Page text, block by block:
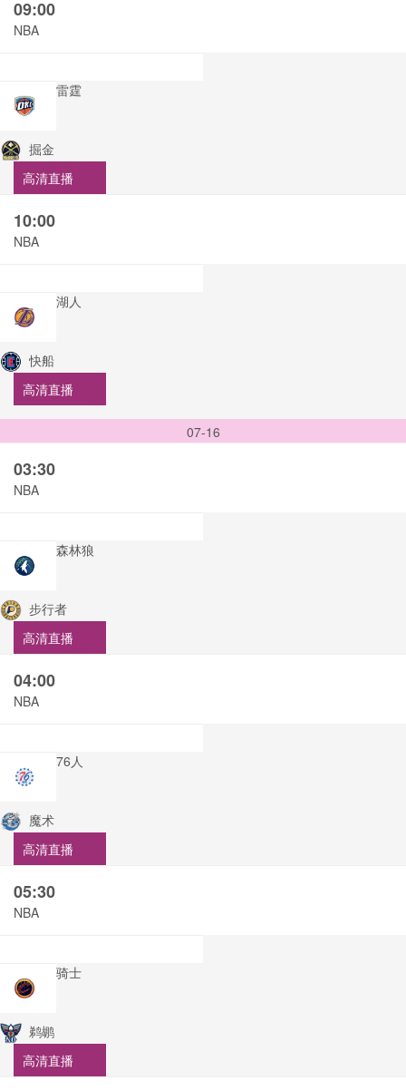
09:00
NBA
雷霆
掘金
高清直播
10:00
NBA
湖人
快船
高清直播
07-16
03:30
NBA
森林狼
步行者
高清直播
04:00
NBA
76人
魔术
高清直播
05:30
NBA
骑士
鹈鹕
高清直播